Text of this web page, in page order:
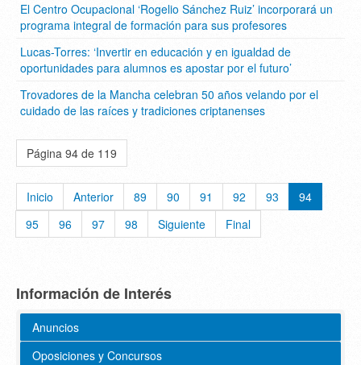
El Centro Ocupacional ‘Rogelio Sánchez Ruiz’ incorporará un
programa integral de formación para sus profesores
Lucas-Torres: ‘Invertir en educación y en igualdad de
oportunidades para alumnos es apostar por el futuro’
Trovadores de la Mancha celebran 50 años velando por el
cuidado de las raíces y tradiciones criptanenses
Página 94 de 119
Inicio Anterior 89 90 91 92 93
94
95
96 97 98 Siguiente Final
Información de Interés
Anuncios
Oposiciones y Concursos